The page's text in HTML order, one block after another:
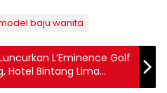
baju wanita
L’Eminence Golf
Hotel Bintang Lima
Barat